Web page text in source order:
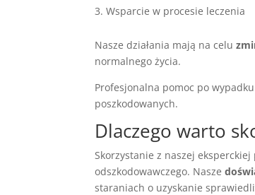
Wsparcie w procesie leczenia
Nasze działania mają na celu
normalnego życia.
Profesjonalna pomoc po
poszkodowanych.
Dlaczego warto
Skorzystanie z naszej
odszkodowawczego. Nasze
staraniach o uzyskanie